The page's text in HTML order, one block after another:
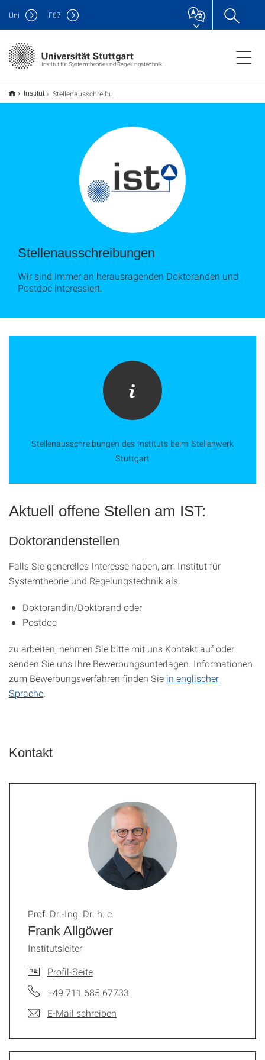
Institut für Systemtheorie und Regelungstechnik
Uni F07
Institut Stellenausschreibungen
Stellenausschreibungen
Wir sind immer an herausragenden Doktoranden und
Postdoc interessiert.
Stellenausschreibungen des Instituts beim Stellenwerk
Stuttgart
Aktuell offene Stellen am IST:
Doktorandenstellen
Falls Sie generelles Interesse haben, am Institut für
Systemtheorie und Regelungstechnik als
Doktorandin/Doktorand oder
Postdoc
zu arbeiten, nehmen Sie bitte mit uns Kontakt auf oder
senden Sie uns Ihre Bewerbungsunterlagen. Informationen
zum Bewerbungsverfahren finden Sie in englischer
Sprache
Kontakt
Frank Allgöwer
Prof. Dr.-Ing. Dr. h. c.
Institutsleiter
Profil-Seite
+49 711 685 67733
E-Mail schreiben